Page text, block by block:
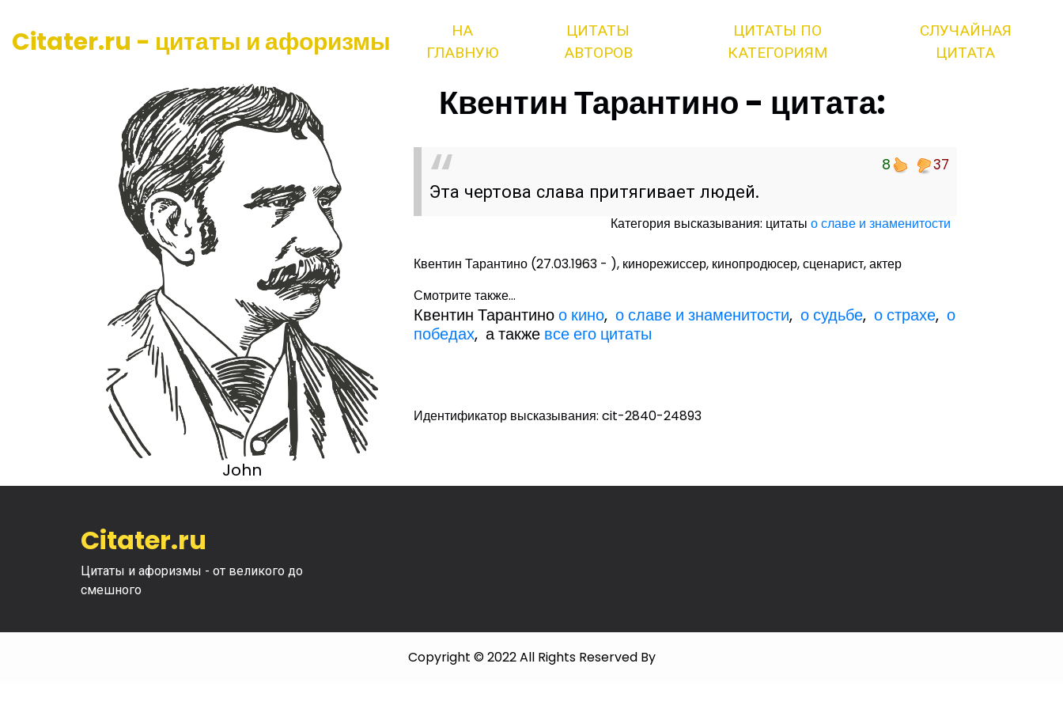
Citater.ru - цитаты и афоризмы
НА
ГЛАВНУЮ
ЦИТАТЫ
АВТОРОВ
ЦИТАТЫ ПО
КАТЕГОРИЯМ
СЛУЧАЙНАЯ
ЦИТАТА
John
Квентин Тарантино - цитата:
8 37
Эта чертова слава притягивает людей.
Категория высказывания: цитаты о славе и знаменитости
Квентин Тарантино (27.03.1963 - ), кинорежиссер, кинопродюсер, сценарист, актер
Смотрите также...
Квентин Тарантиноо кино,о славе и знаменитости,о судьбе,о страхе,о
победах, а также все его цитаты
Идентификатор высказывания: cit-2840-24893
Citater.ru
Цитаты и афоризмы - от великого до
смешного
Copyright © 2022 All Rights Reserved By